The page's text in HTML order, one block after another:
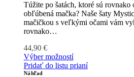
Túžite po šatách, ktoré sú rovnako
obľúbená mačka? Naše šaty
mačičkou s veľkými očami vám
rovnako…
44,90 €
Výber možností
Pridať do listu prianí
Náhľad